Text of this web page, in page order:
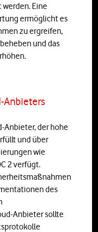
Eine
ermöglicht es
zu ergreifen,
und das
Anbieters
Anbieter, der hohe
und über
wie
2 verfügt.
des
Anbieter sollte